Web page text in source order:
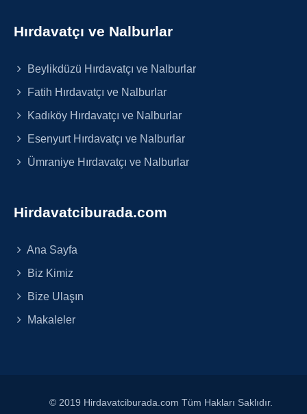
Hırdavatçı ve Nalburlar
Beylikdüzü Hırdavatçı ve Nalburlar
Fatih Hırdavatçı ve Nalburlar
Kadıköy Hırdavatçı ve Nalburlar
Esenyurt Hırdavatçı ve Nalburlar
Ümraniye Hırdavatçı ve Nalburlar
Hirdavatciburada.com
Ana Sayfa
Biz Kimiz
Bize Ulaşın
Makaleler
© 2019 Hirdavatciburada.com Tüm Hakları Saklıdır.